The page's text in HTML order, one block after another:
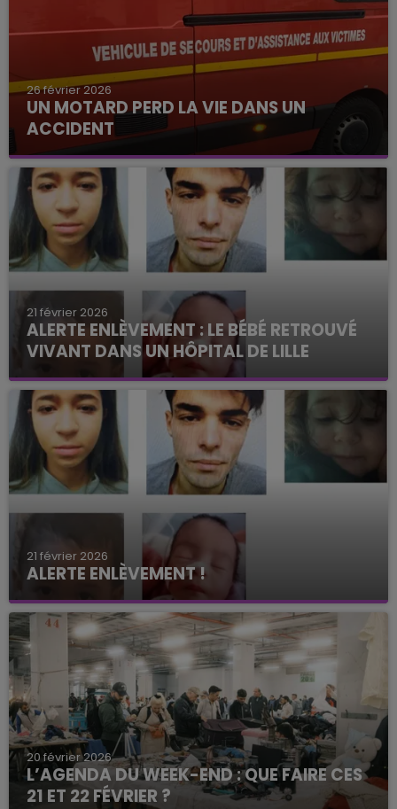
26 février 2026
UN MOTARD PERD LA VIE DANS UN
ACCIDENT
21 février 2026
ALERTE ENLÈVEMENT : LE BÉBÉ RETROUVÉ
VIVANT DANS UN HÔPITAL DE LILLE
21 février 2026
ALERTE ENLÈVEMENT !
20 février 2026
L’AGENDA DU WEEK-END : QUE FAIRE CES
21 ET 22 FÉVRIER ?